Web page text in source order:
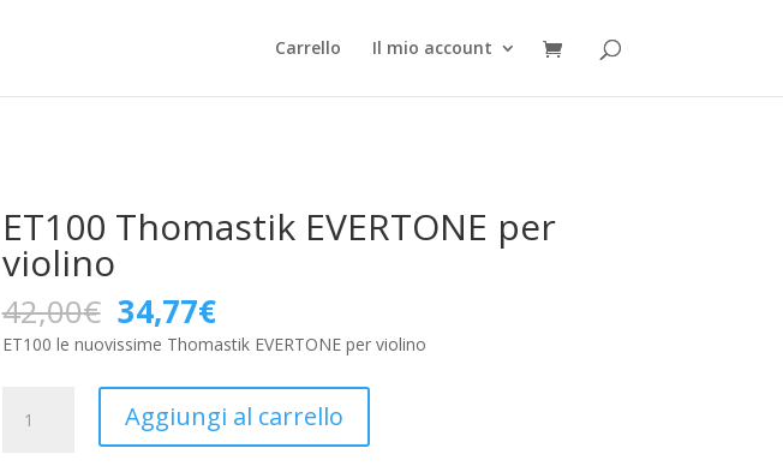
Carrello Il mio account
ET100 Thomastik EVERTONE per
violino
42,00€ Il
prezzo
originale
era:
42,00€.
34,77€Il
prezzo
attuale
è:
34,77€.
ET100 le nuovissime Thomastik EVERTONE per violino
Thomastik
Aggiungi al carrello